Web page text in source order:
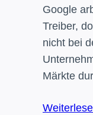
Google
Treiber,
nicht bei
Märkte